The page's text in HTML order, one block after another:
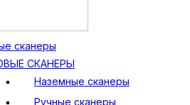
сканеры
СКАНЕРЫ
Наземные сканеры
Ручные сканеры